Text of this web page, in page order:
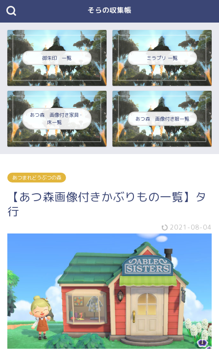
そらの収集帳
御朱印 一覧 ミラプリ 一覧
あつ森 画像付き家具・
床一覧
あつ森 画像付き服一覧
あつまれどうぶつの森
【あつ森画像付きかぶりもの一覧】タ
行
2021-08-04